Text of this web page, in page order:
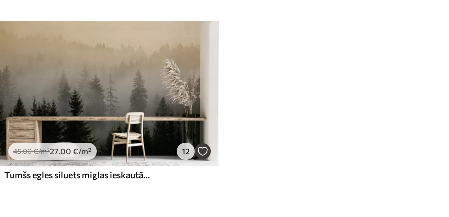
45.00€/m²27.00 €/m² 12
Tumšs egles siluets miglas ieskautā vietā